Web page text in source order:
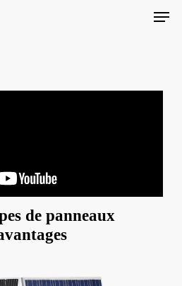
Menu
de panneaux